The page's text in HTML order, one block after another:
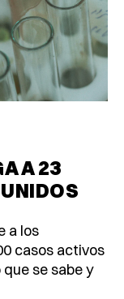
A 23
a los
casos activos
que se sabe y